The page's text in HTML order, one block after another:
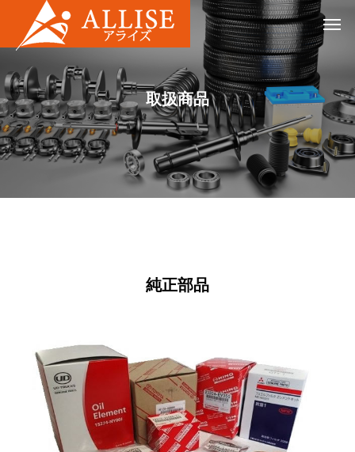
取扱商品
純正部品